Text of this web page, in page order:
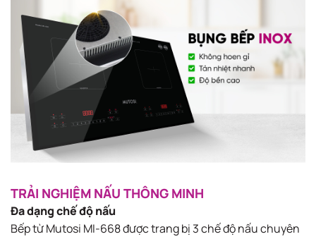
TRẢI NGHIỆM NẤU THÔNG MINH​
Đa dạng chế độ nấu
Bếp từ Mutosi MI-668 được trang bị 3 chế độ nấu chuyên